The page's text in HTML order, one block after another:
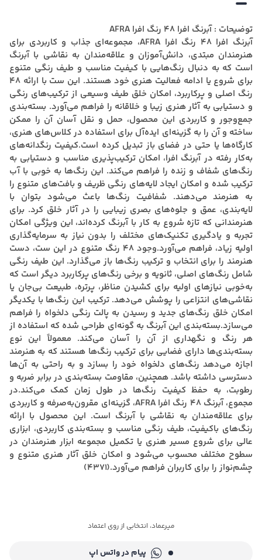
توضیحات : آبرنگ افرا 48 رنگ افرا AFRA
آبرنگ افرا 48 رنگ افرا AFRA، مجموعه‌ای جذاب و کاربردی برای
هنرمندان مبتدی، دانش‌آموزان و علاقه‌مندان به نقاشی با آبرنگ
است که به دنبال رنگ‌هایی با کیفیت مناسب و طیف رنگی متنوع
برای شروع یا ادامه فعالیت هنری خود هستند. این ست با ارائه 48
رنگ اصلی و پرکاربرد، امکان خلق طیف وسیعی از ترکیب‌های رنگی
و دستیابی به آثار هنری زیبا و خلاقانه را فراهم می‌آورد. بسته‌بندی
جمع‌وجور و کاربردی این محصول، حمل و نقل آسان آن را ممکن
ساخته و آن را به گزینه‌ای ایده‌آل برای استفاده در کلاس‌های هنری،
کارگاه‌ها یا حتی در فضای باز تبدیل کرده است.کیفیت رنگدانه‌های
به‌کار رفته در آبرنگ افرا، امکان ترکیب‌پذیری مناسب و دستیابی به
رنگ‌های شفاف و زنده را فراهم می‌کند. این رنگ‌ها به خوبی با آب
ترکیب شده و امکان ایجاد لایه‌های رنگی ظریف و بافت‌های متنوع را
به هنرمند می‌دهند. شفافیت رنگ‌ها باعث می‌شود بتوان با
لایه‌بندی، عمق و جلوه‌های بصری زیبایی را در آثار خلق کرد. برای
هنرمندانی که تازه شروع به کار با آبرنگ کرده‌اند، این ویژگی امکان
تجربه و یادگیری تکنیک‌های مختلف را بدون نیاز به سرمایه‌گذاری
اولیه زیاد، فراهم می‌آورد.وجود 48 رنگ متنوع در این ست، دست
هنرمند را برای انتخاب و ترکیب رنگ‌ها باز می‌گذارد. این طیف رنگی
شامل رنگ‌های اصلی، ثانویه و برخی رنگ‌های پرکاربرد دیگر است که
به‌خوبی نیازهای اولیه برای کشیدن مناظر، پرتره، طبیعت بی‌جان یا
نقاشی‌های انتزاعی را پوشش می‌دهد. ترکیب این رنگ‌ها با یکدیگر
امکان خلق رنگ‌های جدید و رسیدن به پالت رنگی دلخواه را فراهم
می‌سازد.بسته‌بندی این آبرنگ به گونه‌ای طراحی شده که استفاده از
هر رنگ و نگهداری از آن را آسان می‌کند. معمولاً این نوع
بسته‌بندی‌ها دارای فضایی برای ترکیب رنگ‌ها هستند که به هنرمند
اجازه می‌دهد رنگ‌های دلخواه خود را بسازد و به راحتی به آن‌ها
دسترسی داشته باشد. همچنین، مقاومت بسته‌بندی در برابر ضربه و
رطوبت، به حفظ کیفیت رنگ‌ها در طول زمان کمک می‌کند.در
مجموع، آبرنگ 48 رنگ افرا AFRA، گزینه‌ای مقرون‌به‌صرفه و کاربردی
برای علاقه‌مندان به نقاشی با آبرنگ است. این محصول با ارائه
رنگ‌های باکیفیت، طیف رنگی مناسب و بسته‌بندی کاربردی، ابزاری
عالی برای شروع مسیر هنری یا تکمیل مجموعه ابزار هنرمندان در
سطوح مختلف محسوب می‌شود و امکان خلق آثار هنری متنوع و
چشم‌نواز را برای کاربران فراهم می‌آورد.(4371)
میرعماد، انتخابی از روی اعتماد
پیام در واتس اپ